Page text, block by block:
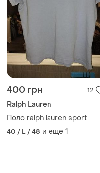
400 грн 12
Ralph Lauren
Поло ralph lauren sport
40 / L / 48 и еще 1